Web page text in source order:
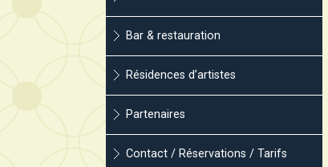
Bar & restauration
Résidences d’artistes
Partenaires
Contact / Réservations / Tarifs